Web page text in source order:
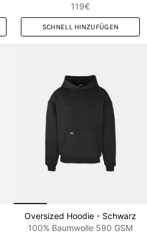
119€
SCHNELL HINZUFÜGEN
Oversized Hoodie - Schwarz
100% Baumwolle 590 GSM